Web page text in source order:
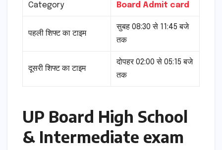
Category Board Admit card
पहली शिफ्ट का टाइम
सुबह 08:30 से 11:45 बजे
तक
दूसरी शिफ्ट का टाइम
दोपहर 02:00 से 05:15 बजे
तक
UP Board High School
& Intermediate exam